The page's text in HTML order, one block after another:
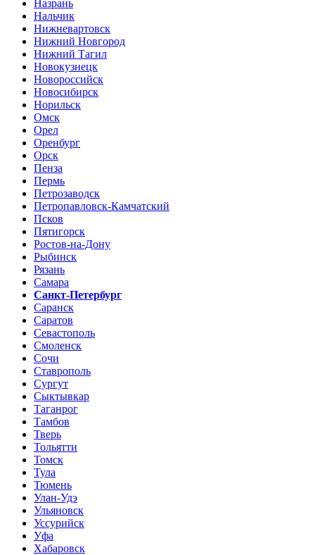
Назрань
Нальчик
Нижневартовск
Нижний Новгород
Нижний Тагил
Новокузнецк
Новороссийск
Новосибирск
Норильск
Омск
Орел
Оренбург
Орск
Пенза
Пермь
Петрозаводск
Петропавловск-Камчатский
Псков
Пятигорск
Ростов-на-Дону
Рыбинск
Рязань
Самара
Санкт-Петербург
Саранск
Саратов
Севастополь
Смоленск
Сочи
Ставрополь
Сургут
Сыктывкар
Таганрог
Тамбов
Тверь
Тольятти
Томск
Тула
Тюмень
Улан-Удэ
Ульяновск
Уссурийск
Уфа
Хабаровск